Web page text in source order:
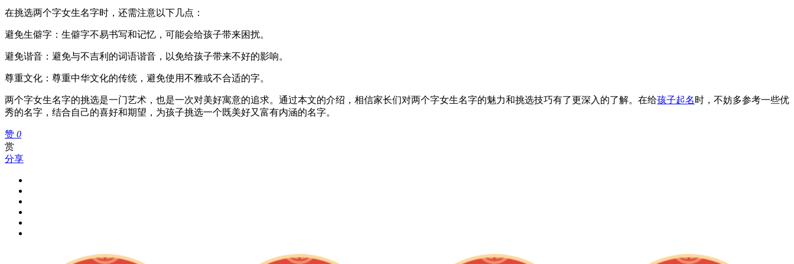
在挑选两个字女生名字时，还需注意以下几点：
避免生僻字：生僻字不易书写和记忆，可能会给孩子带来困扰。
避免谐音：避免与不吉利的词语谐音，以免给孩子带来不好的影响。
尊重文化：尊重中华文化的传统，避免使用不雅或不合适的字。
两个字女生名字的挑选是一门艺术，也是一次对美好寓意的追求。通过本文的介绍，相信家长们对两个字女生名字的魅力和挑选技巧有了更深入的了解。在给孩子起名时，不妨多参考一些优
秀的名字，结合自己的喜好和期望，为孩子挑选一个既美好又富有内涵的名字。
赞 0
赏
分享